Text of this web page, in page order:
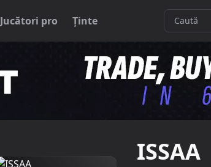
Jucători pro Ținte
ISSAA